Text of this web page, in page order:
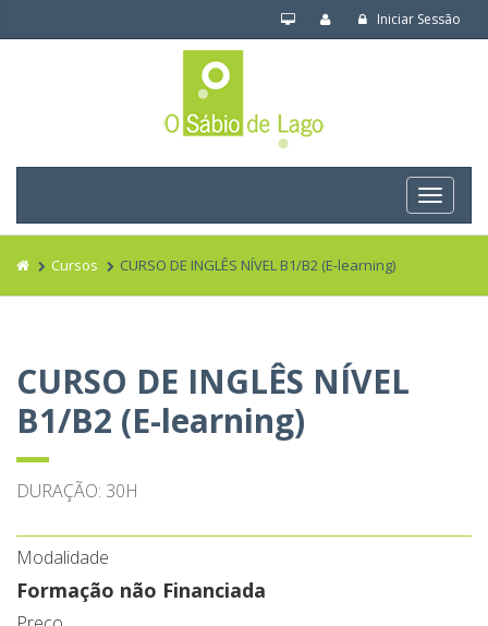
Iniciar Sessão
Cursos CURSO DE INGLÊS NÍVEL B1/B2 (E-learning)
CURSO DE INGLÊS NÍVEL
B1/B2 (E-learning)
DURAÇÃO: 30H
Modalidade
Formação não Financiada